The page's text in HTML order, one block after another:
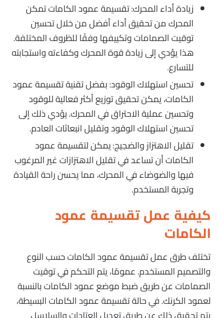
زيادة أداء المحرك: تقسيمة عمود الكامات تمكن
المحرك من تحقيق أداء أفضل من خلال تحسين
توقيت الصمامات وتكييفها وفقًا للظروف المختلفة.
هذا يؤدي إلى زيادة قوة المحرك وكفاءته واستجابته
للتسارع.
تحسين استهلاك الوقود: بفضل تقنية تقسيمة عمود
الكامات، يمكن تحقيق توزيع أكثر فعالية للوقود
وتحسين عملية الاحتراق في المحرك. يؤدي ذلك إلى
تحسين استهلاك الوقود وتقليل انبعاثات العادم.
تقليل الاهتزاز والضجيج: يمكن لتقسيمة عمود
الكامات أن تساعد في تقليل الاهتزازات غير المرغوب
فيها والضوضاء في المحرك، مما يحسن راحة القيادة
وتجربة المستخدم.
كيفية عمل تقسيمة عمود
الكامات
تختلف طرق عمل تقسيمة عمود الكامات حسب النوع
والتصميم المستخدم. عمومًا، يتم التحكم في توقيت
الصمامات عن طريق ضبط موضع عمود الكامات بالنسبة
لعمود الكرنك. في حالة تقسيمة عمود الكامات البسيطة،